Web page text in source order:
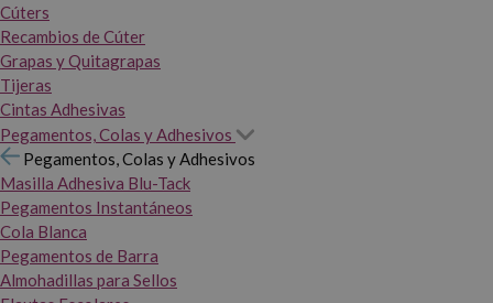
Cúters
Recambios de Cúter
Grapas y Quitagrapas
Tijeras
Cintas Adhesivas
Pegamentos, Colas y Adhesivos
Pegamentos, Colas y Adhesivos
Masilla Adhesiva Blu-Tack
Pegamentos Instantáneos
Cola Blanca
Pegamentos de Barra
Almohadillas para Sellos